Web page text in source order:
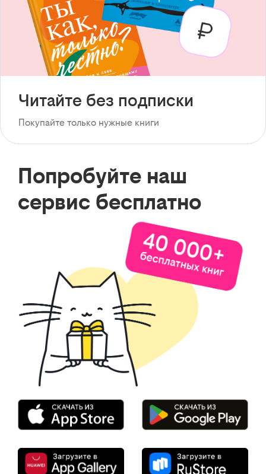
Читайте без подписки
Покупайте только нужные книги
Попробуйте наш
сервис бесплатно